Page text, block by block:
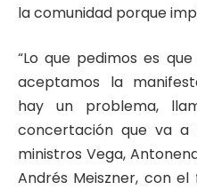
la comunidad porque
“Lo que pedimos es
aceptamos la
hay un problema,
concertación que va
ministros Vega,
Andrés Meiszner, con